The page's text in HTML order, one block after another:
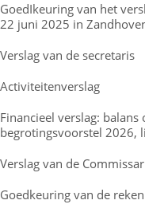
GoedIkeuring van het
22 juni 2025 in
Verslag van de secretaris
Activiteitenverslag
Financieel verslag:
begrotingsvoorstel 2026,
Verslag van de
Goedkeuring van de